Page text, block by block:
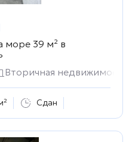
море 39 м² в
Вторичная недвижимость
Сдан